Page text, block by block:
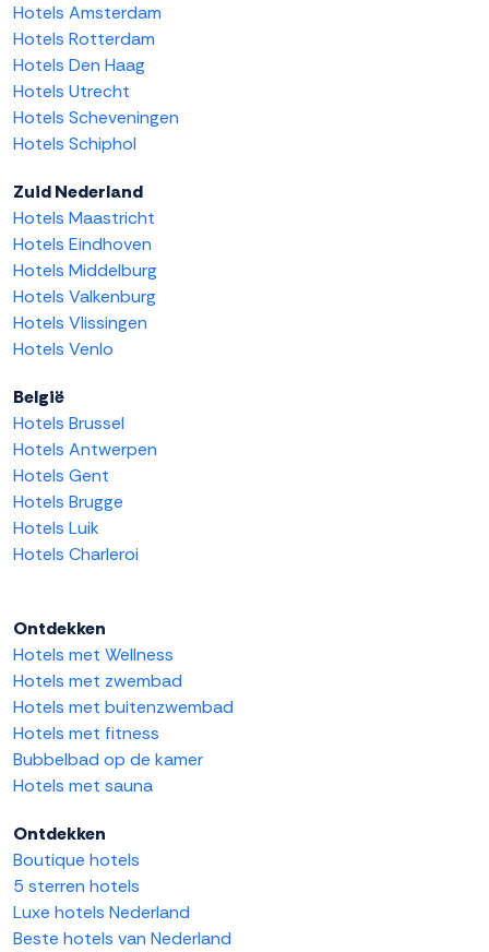
Hotels Amsterdam
Hotels Rotterdam
Hotels Den Haag
Hotels Utrecht
Hotels Scheveningen
Hotels Schiphol
Zuid Nederland
Hotels Maastricht
Hotels Eindhoven
Hotels Middelburg
Hotels Valkenburg
Hotels Vlissingen
Hotels Venlo
België
Hotels Brussel
Hotels Antwerpen
Hotels Gent
Hotels Brugge
Hotels Luik
Hotels Charleroi
Ontdekken
Hotels met Wellness
Hotels met zwembad
Hotels met buitenzwembad
Hotels met fitness
Bubbelbad op de kamer
Hotels met sauna
Ontdekken
Boutique hotels
5 sterren hotels
Luxe hotels Nederland
Beste hotels van Nederland